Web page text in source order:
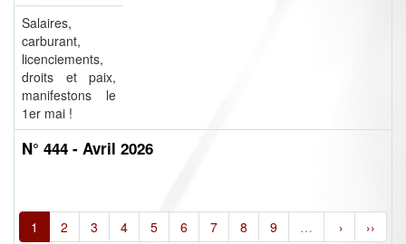
Salaires,
carburant,
licenciements,
droits et paix,
manifestons le
1er mai !
N° 444 - Avril 2026
1 2 3 4 5 6 7 8 9 … › ››